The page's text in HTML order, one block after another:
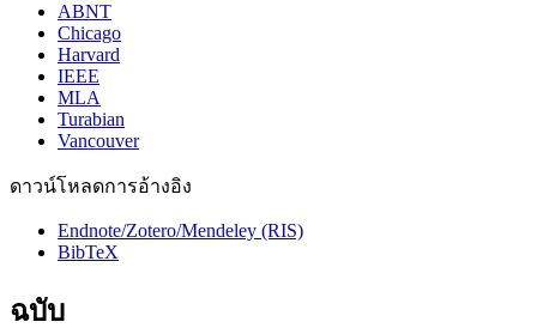
ABNT
Chicago
Harvard
IEEE
MLA
Turabian
Vancouver
ดาวน์โหลดการอ้างอิง
Endnote/Zotero/Mendeley (RIS)
BibTeX
ฉบับ